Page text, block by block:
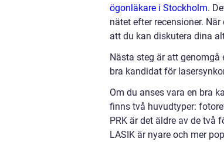
ögonläkare i Stockholm.
nätet efter recensioner.
att du kan diskutera dina
Nästa steg är att
bra kandidat för
Om du anses vara en bra
finns två huvudtyper:
PRK är det äldre av de två
LASIK är nyare och mer